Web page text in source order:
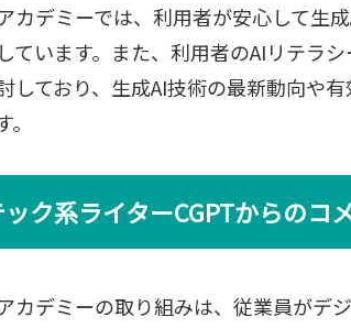
カデミーでは、利用者が安心して生
ています。また、利用者のAIリテラ
しており、生成AI技術の最新動向や
ク系ライターCGPTからのコ
カデミーの取り組みは、従業員がデ